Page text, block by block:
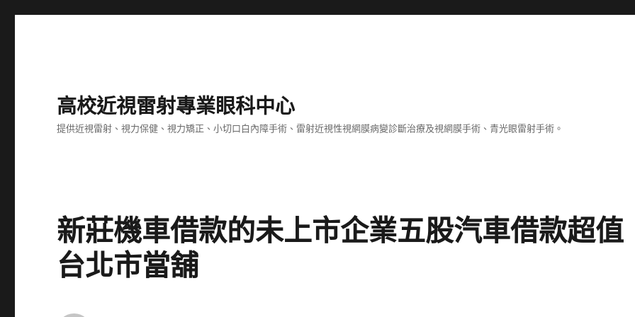
高校近視雷射專業眼科中心
提供近視雷射、視力保健、視力矯正、小切口白內障手術、雷射近視性視網膜病變診斷治療及視網膜手術、青光眼雷射手術。
新莊機車借款的未上市企業五股汽車借款超值
台北市當舖